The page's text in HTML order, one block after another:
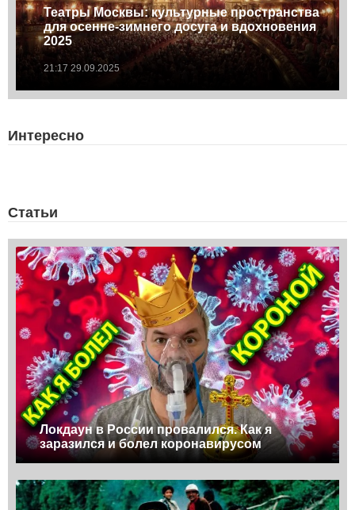
Театры Москвы: культурные пространства
для осенне-зимнего досуга и вдохновения
2025
21:17 29.09.2025
Интересно
Статьи
Локдаун в России провалился. Как я
заразился и болел коронавирусом